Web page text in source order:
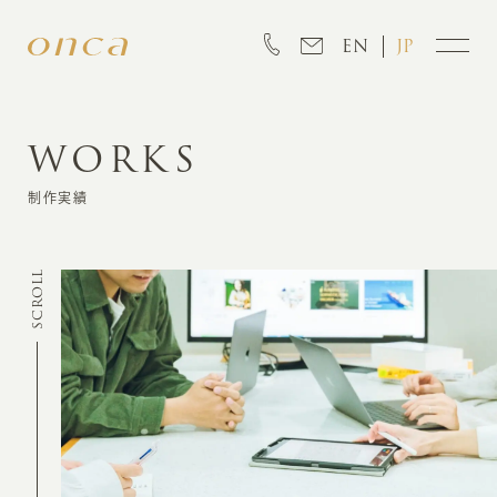
EN JP
INFORMATION
CREATION
MARKETING
WORKS
制作実績
SCROLL